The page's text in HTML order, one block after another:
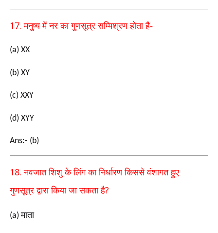
17.मनुष्य में नर का गुणसूत्र सम्मिश्रण होता है-
(a) XX
(b) XY
(c) XXY
(d) XYY
Ans:- (b)
18.नवजात शिशु के लिंग का निर्धारण किससे वंशागत हुए
गुणसूत्र द्वारा किया जा सकता है?
(a)माता